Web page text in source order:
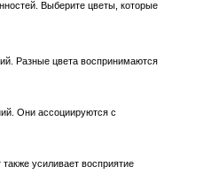
Выберите цветы, которые
Разные цвета воспринимаются
Они ассоциируются с
усиливает восприятие